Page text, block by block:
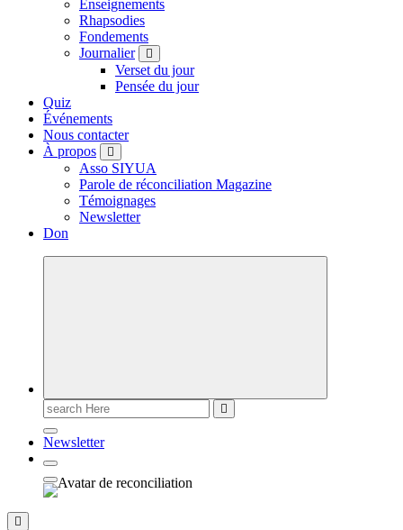
Enseignements
Rhapsodies
Fondements
Journalier
Verset du jour
Pensée du jour
Quiz
Événements
Nous contacter
À propos
Asso SIYUA
Parole de réconciliation Magazine
Témoignages
Newsletter
Don
Newsletter